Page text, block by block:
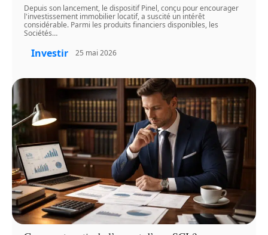
Depuis son lancement, le dispositif Pinel, conçu pour encourager
l'investissement immobilier locatif, a suscité un intérêt
considérable. Parmi les produits financiers disponibles, les
Sociétés…
Investir 25 mai 2026